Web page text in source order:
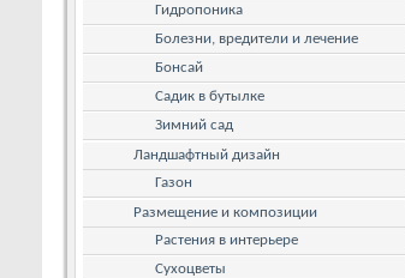
Гидропоника
Болезни, вредители и лечение
Бонсай
Садик в бутылке
Зимний сад
Ландшафтный дизайн
Газон
Размещение и композиции
Растения в интерьере
Сухоцветы